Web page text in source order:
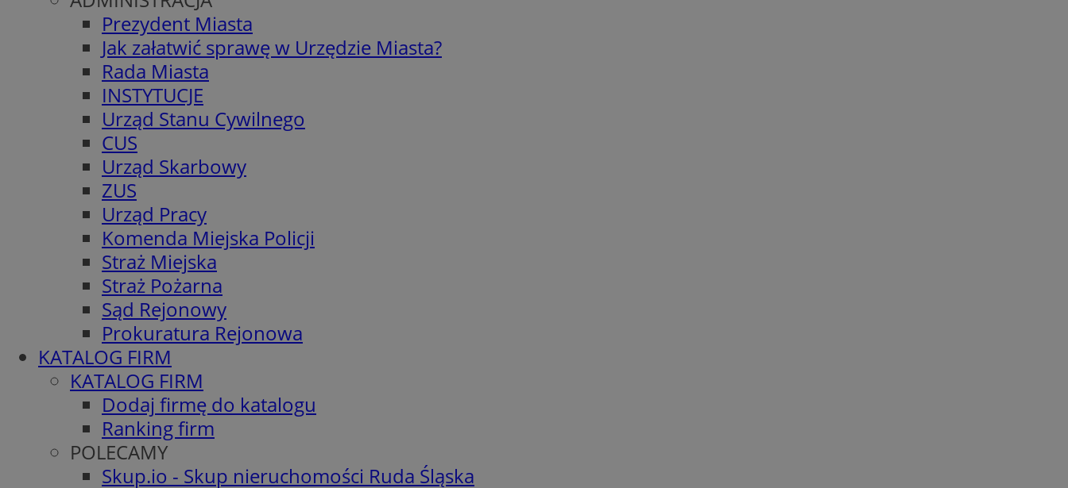
Prezydent Miasta
Jak załatwić sprawę w Urzędzie Miasta?
Rada Miasta
INSTYTUCJE
Urząd Stanu Cywilnego
CUS
Urząd Skarbowy
ZUS
Urząd Pracy
Komenda Miejska Policji
Straż Miejska
Straż Pożarna
Sąd Rejonowy
Prokuratura Rejonowa
KATALOG FIRM
KATALOG FIRM
Dodaj firmę do katalogu
Ranking firm
POLECAMY
Skup.io - Skup nieruchomości Ruda Śląska